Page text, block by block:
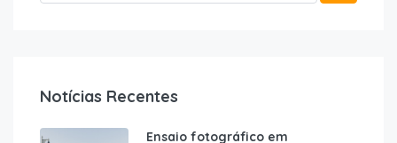
Notícias Recentes
Ensaio fotográfico em